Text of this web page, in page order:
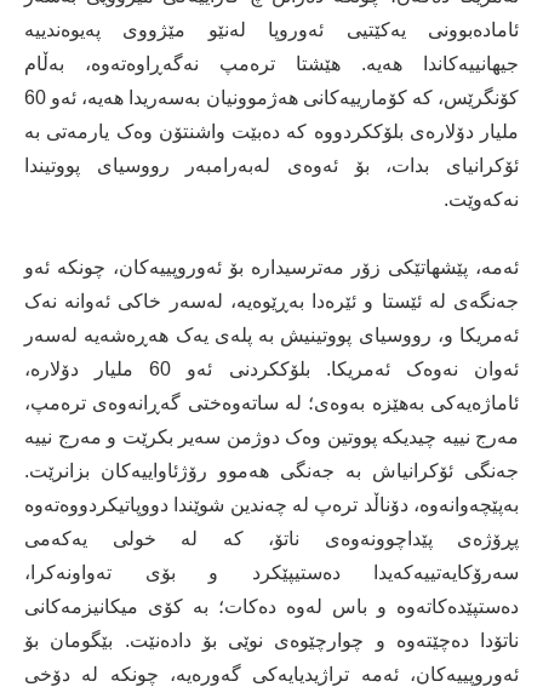
ئامادەبوونی یەکێتیی ئەوروپا لەنێو مێژووی پەیوەندییە
جیهانییەکاندا هەیە. هێشتا ترەمپ نەگەڕاوەتەوە، بەڵام
کۆنگرێس، کە کۆمارییەکانی هەژموونیان بەسەریدا هەیە، ئەو 60
ملیار دۆلارەی بلۆککردووە کە دەبێت واشنتۆن وەک یارمەتی بە
ئۆکرانیای بدات، بۆ ئەوەی لەبەرامبەر رووسیای پووتیندا
نەکەوێت.
ئەمە، پێشهاتێکی زۆر مەترسیدارە بۆ ئەوروپییەکان، چونکە ئەو
جەنگەی لە ئێستا و ئێرەدا بەڕێوەیە، لەسەر خاکی ئەوانە نەک
ئەمریکا و، رووسیای پووتینیش بە پلەی یەک هەڕەشەیە لەسەر
ئەوان نەوەک ئەمریکا. بلۆککردنی ئەو 60 ملیار دۆلارە،
ئاماژەیەکی بەهێزە بەوەی؛ لە ساتەوەختی گەڕانەوەی ترەمپ،
مەرج نییە چیدیکە پووتین وەک دوژمن سەیر بکرێت و مەرج نییە
جەنگی ئۆکرانیاش بە جەنگی هەموو رۆژئاواییەکان بزانرێت.
بەپێچەوانەوە، دۆناڵد ترەپ لە چەندین شوێندا دووپاتیکردووەتەوە
پڕۆژەی پێداچوونەوەی ناتۆ، کە لە خولی یەکەمی
سەرۆکایەتییەکەیدا دەستیپێکرد و بۆی تەواونەکرا،
دەستپێدەکاتەوە و باس لەوە دەکات؛ بە کۆی میکانیزمەکانی
ناتۆدا دەچێتەوە و چوارچێوەی نوێی بۆ دادەنێت. بێگومان بۆ
ئەوروپییەکان، ئەمە تراژیدیایەکی گەورەیە، چونکە لە دۆخی